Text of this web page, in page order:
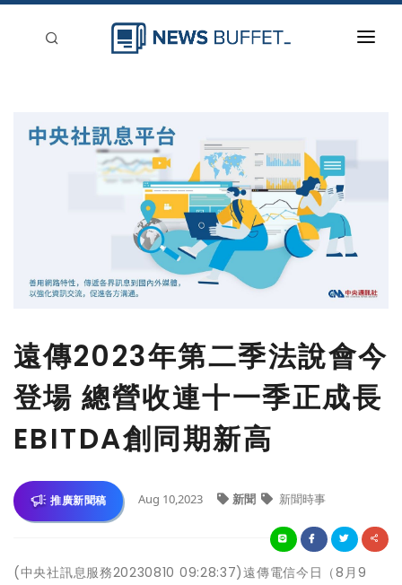
遠傳2023年第二季法說會今
登場 總營收連十一季正成長
EBITDA創同期新高
推廣新聞稿 Aug 10,2023 新聞 新聞時事
(中央社訊息服務20230810 09:28:37)遠傳電信今日（8月9